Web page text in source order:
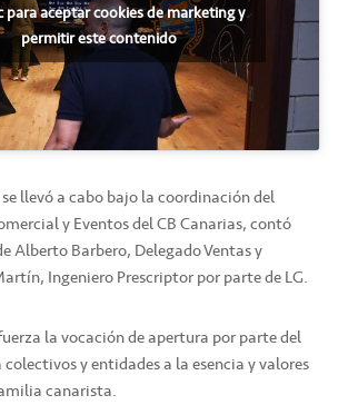
para aceptar cookies de marketing y
permitir este contenido
llevó a cabo bajo la coordinación del
y Eventos del CB Canarias, contó
Alberto Barbero, Delegado Ventas y
Ingeniero Prescriptor por parte de LG.
la vocación de apertura por parte del
y entidades a la esencia y valores
canarista.